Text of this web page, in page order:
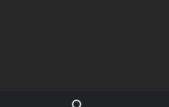
Search for: